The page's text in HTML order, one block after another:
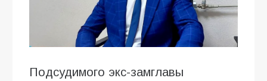
Подсудимого экс-замглавы